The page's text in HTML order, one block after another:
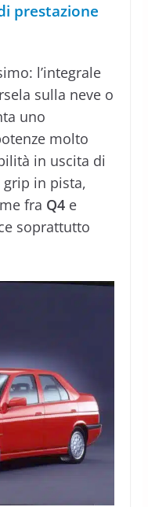
prestazione
l’integrale
sulla neve o
uno
molto
in uscita di
in pista,
fra Q4e
soprattutto